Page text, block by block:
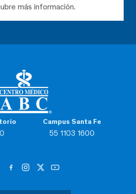
Campus Santa Fe
55 1103 1600
más información.